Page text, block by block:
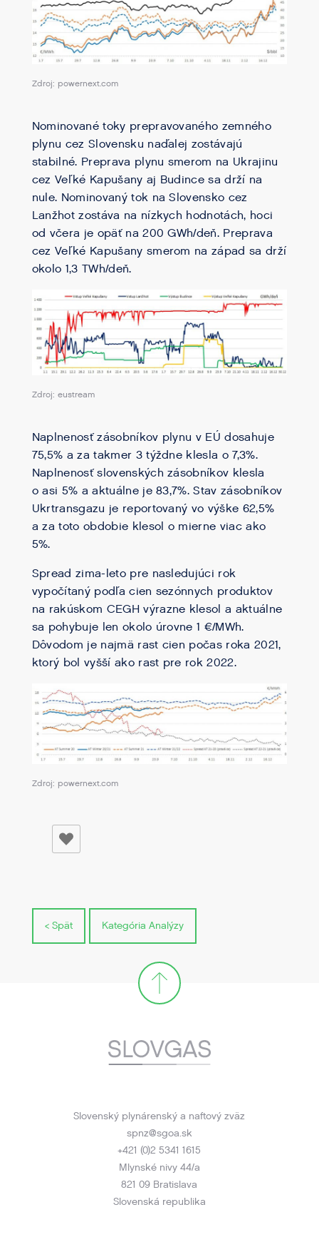
Zdroj: powernext.com
Nominované toky prepravovaného zemného
plynu cez Slovensku naďalej zostávajú
stabilné. Preprava plynu smerom na Ukrajinu
cez Veľké Kapušany aj Budince sa drží na
nule. Nominovaný tok na Slovensko cez
Lanžhot zostáva na nízkych hodnotách, hoci
od včera je opäť na 200 GWh/deň. Preprava
cez Veľké Kapušany smerom na západ sa drží
okolo 1,3 TWh/deň.
Zdroj: eustream
Naplnenosť zásobníkov plynu v EÚ dosahuje
75,5% a za takmer 3 týždne klesla o 7,3%.
Naplnenosť slovenských zásobníkov klesla
o asi 5% a aktuálne je 83,7%. Stav zásobníkov
Ukrtransgazu je reportovaný vo výške 62,5%
a za toto obdobie klesol o mierne viac ako
5%.
Spread zima-leto pre nasledujúci rok
vypočítaný podľa cien sezónnych produktov
na rakúskom CEGH výrazne klesol a aktuálne
sa pohybuje len okolo úrovne 1 €/MWh.
Dôvodom je najmä rast cien počas roka 2021,
ktorý bol vyšší ako rast pre rok 2022.
Zdroj: powernext.com
< Spät Kategória Analýzy
Slovenský plynárenský a naftový zväz
spnz@sgoa.sk
+421 (0)2 5341 1615
Mlynské nivy 44/a
821 09 Bratislava
Slovenská republika